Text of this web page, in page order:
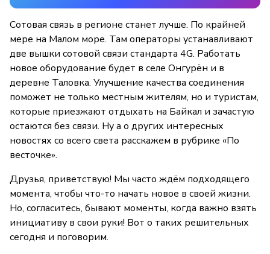
Сотовая связь в регионе станет лучше. По крайней
мере на Малом море. Там операторы устанавливают
две вышки сотовой связи стандарта 4G. Работать
новое оборудование будет в селе Онгурён и в
деревне Таловка. Улучшение качества соединения
поможет не только местным жителям, но и туристам,
которые приезжают отдыхать на Байкал и зачастую
остаются без связи. Ну а о других интересных
новостях со всего света расскажем в рубрике «По
весточке».
Друзья, приветствую! Мы часто ждём подходящего
момента, чтобы что-то начать новое в своей жизни.
Но, согласитесь, бывают моменты, когда важно взять
инициативу в свои руки! Вот о таких решительных
сегодня и поговорим.